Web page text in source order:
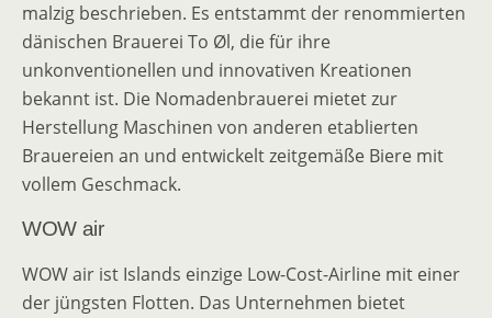
malzig beschrieben. Es entstammt der renommierten
dänischen Brauerei To Øl, die für ihre
unkonventionellen und innovativen Kreationen
bekannt ist. Die Nomadenbrauerei mietet zur
Herstellung Maschinen von anderen etablierten
Brauereien an und entwickelt zeitgemäße Biere mit
vollem Geschmack.
WOW air
WOW air ist Islands einzige Low-Cost-Airline mit einer
der jüngsten Flotten. Das Unternehmen bietet